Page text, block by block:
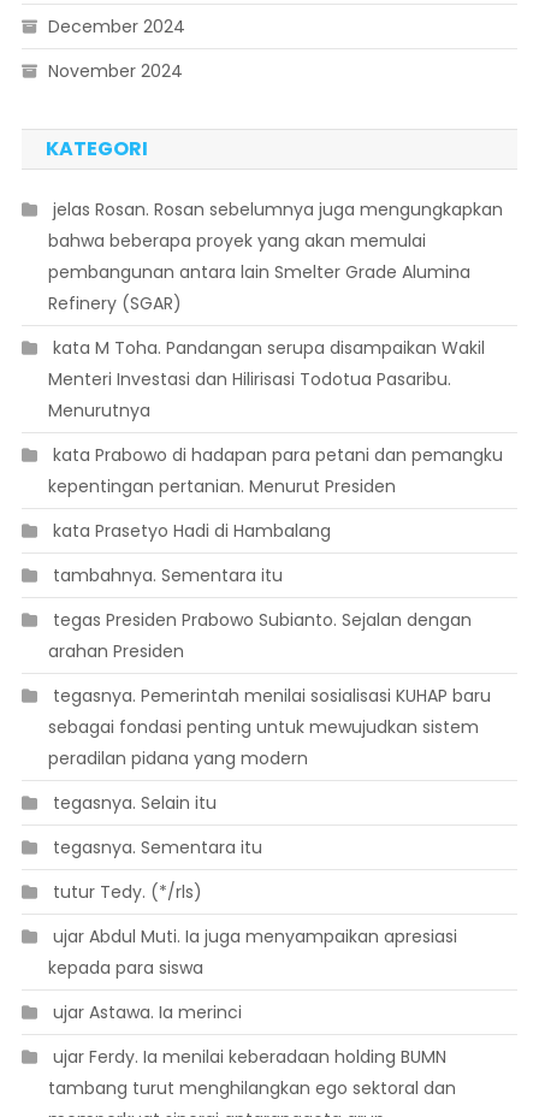
December 2024
November 2024
KATEGORI
 jelas Rosan. Rosan sebelumnya juga mengungkapkan
bahwa beberapa proyek yang akan memulai
pembangunan antara lain Smelter Grade Alumina
Refinery (SGAR)
 kata M Toha. Pandangan serupa disampaikan Wakil
Menteri Investasi dan Hilirisasi Todotua Pasaribu.
Menurutnya
 kata Prabowo di hadapan para petani dan pemangku
kepentingan pertanian. Menurut Presiden
 kata Prasetyo Hadi di Hambalang
 tambahnya. Sementara itu
 tegas Presiden Prabowo Subianto. Sejalan dengan
arahan Presiden
 tegasnya. Pemerintah menilai sosialisasi KUHAP baru
sebagai fondasi penting untuk mewujudkan sistem
peradilan pidana yang modern
 tegasnya. Selain itu
 tegasnya. Sementara itu
 tutur Tedy. (*/rls)
 ujar Abdul Muti. Ia juga menyampaikan apresiasi
kepada para siswa
 ujar Astawa. Ia merinci
 ujar Ferdy. Ia menilai keberadaan holding BUMN
tambang turut menghilangkan ego sektoral dan